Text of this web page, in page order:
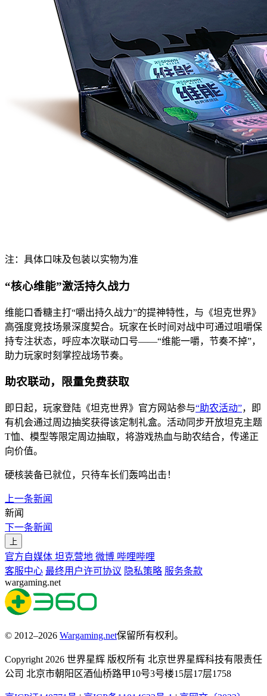
注：具体口味及包装以实物为准
“核心维能”激活持久战力
维能口香糖主打“嚼出持久战力”的提神特性，与《坦克世界》
高强度竞技场景深度契合。玩家在长时间对战中可通过咀嚼保
持专注状态，呼应本次联动口号——“维能一嚼，节奏不掉”，
助力玩家时刻掌控战场节奏。
助农联动，限量免费获取
即日起，玩家登陆《坦克世界》官方网站参与“助农活动”，即
有机会通过周边抽奖获得该定制礼盒。活动同步开放坦克主题
T恤、模型等限定周边抽取，将游戏热血与助农结合，传递正
向价值。
硬核装备已就位，只待车长们轰鸣出击！
上一条新闻
新闻
下一条新闻
上
官方自媒体 坦克营地 微博 哔哩哔哩
客服中心 最终用户许可协议 隐私策略 服务条款
wargaming.net
© 2012–2026 Wargaming.net保留所有权利。
Copyright 2026 世界星辉 版权所有 北京世界星辉科技有限责任
公司 北京市朝阳区酒仙桥路甲10号3号楼15层17层1758